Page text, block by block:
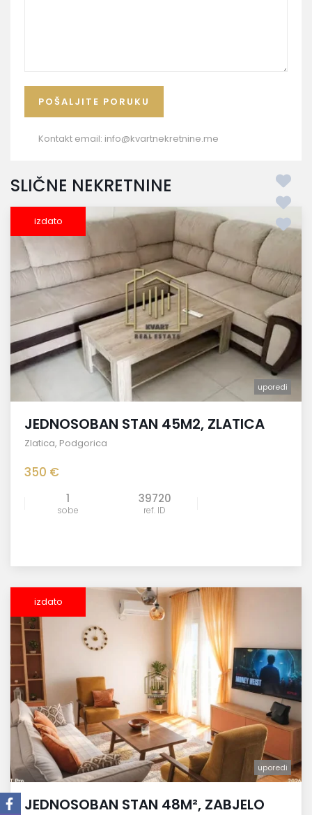
Kontakt email: info@kvartnekretnine.me
SLIČNE NEKRETNINE
izdato
uporedi
JEDNOSOBAN STAN 45M2, ZLATICA
Zlatica, Podgorica
350 €
1
sobe
39720
ref. ID
izdato
uporedi
JEDNOSOBAN STAN 48M², ZABJELO